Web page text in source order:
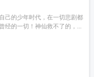
己的少年时代，在一切悲剧都
经的一切！神仙救不了的，...